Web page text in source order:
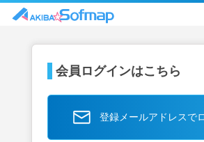
会員ログインはこちら
登録メールアドレスで